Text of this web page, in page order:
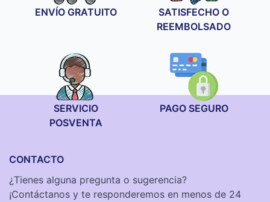
ENVÍO GRATUITO
SATISFECHO O
REEMBOLSADO
SERVICIO
POSVENTA
PAGO SEGURO
CONTACTO
¿Tienes alguna pregunta o sugerencia?
¡Contáctanos y te responderemos en menos de 24